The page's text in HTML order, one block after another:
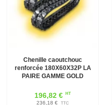
Chenille caoutchouc
renforcée 180X60X32P LA
PAIRE GAMME GOLD
196,82 € HT
236,18 € TTC